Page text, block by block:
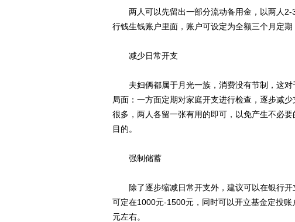
两人可以先留出一部分流动备用金，以两人2-
行钱生钱账户里面，账户可设定为全额三个月定期
减少日常开支
夫妇俩都属于月光一族，消费没有节制，这对
局面：一方面定期对家庭开支进行检查，逐步减
很多，两人各留一张有用的即可，以免产生不必
目的。
强制储蓄
除了逐步缩减日常开支外，建议可以在银行开
可定在1000元-1500元，同时可以开立基金定投
元左右。